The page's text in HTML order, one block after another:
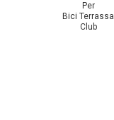
Per
Bici Terrassa
Club